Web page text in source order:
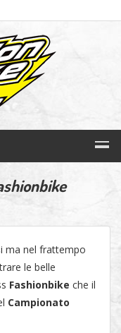
ma nel frattempo
le belle
Fashionbike che il
Campionato